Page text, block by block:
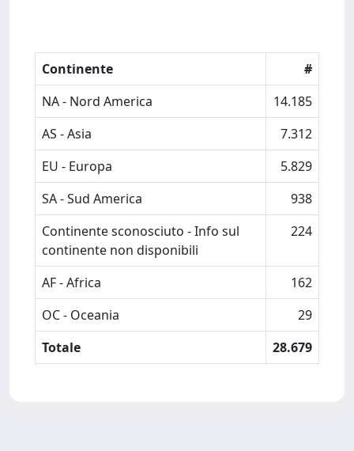
Continente
#
NA - Nord America
14.185
AS - Asia
7.312
EU - Europa
5.829
SA - Sud America
938
Continente sconosciuto - Info sul
continente non disponibili
224
AF - Africa
162
OC - Oceania
29
Totale
28.679